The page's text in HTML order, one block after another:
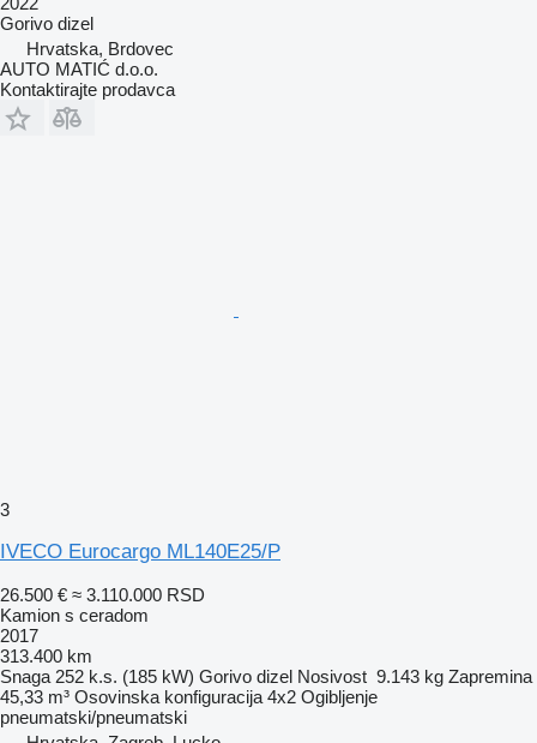
Gorivo dizel
Hrvatska, Brdovec
AUTO MATIĆ d.o.o.
Kontaktirajte prodavca
3
IVECO Eurocargo ML140E25/P
26.500 € ≈ 3.110.000 RSD
Kamion s ceradom
2017
313.400 km
Snaga 252 k.s. (185 kW) Gorivo dizel Nosivost 9.143 kg Zapremina
45,33 m³ Osovinska konfiguracija 4x2 Ogibljenje
pneumatski/pneumatski